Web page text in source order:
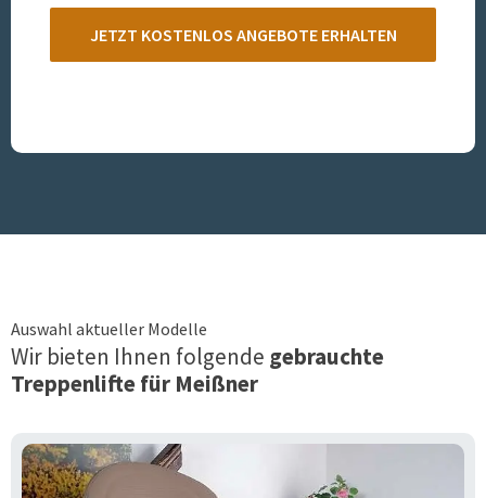
JETZT KOSTENLOS ANGEBOTE ERHALTEN
Auswahl aktueller Modelle
Wir bieten Ihnen folgende gebrauchte
Treppenlifte für Meißner